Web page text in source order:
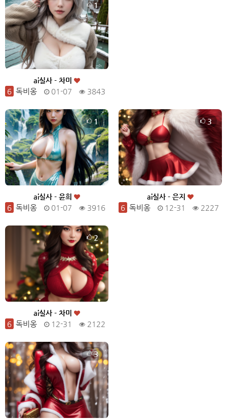
ai실사 - 차미
6 독비옹 01-07 3843
1
ai실사 - 윤희
6 독비옹 01-07 3916
1
ai실사 - 은지
6 독비옹 12-31 2227
3
ai실사 - 차미
6 독비옹 12-31 2122
2
3